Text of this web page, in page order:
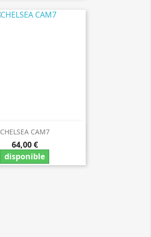
CHELSEA CAM7
64,00 €
disponible
 Vista rápida